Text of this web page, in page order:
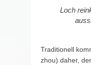
Loch
Traditionell
zhou) daher,